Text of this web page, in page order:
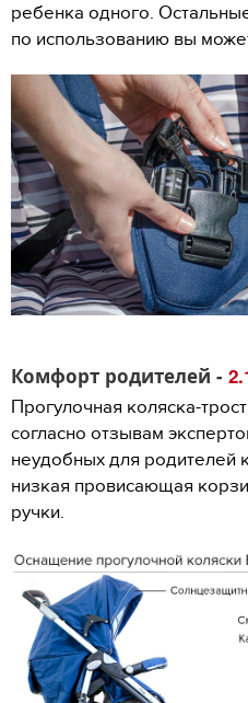
ребенка одного.
по использованию вы
Комфорт родителей -
Прогулочная коляска-
согласно отзывам
неудобных для родителей
низкая провисающая
ручки.